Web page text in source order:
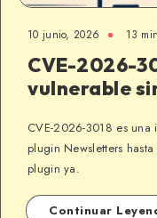
10 junio, 2026 13
CVE-2026-
vulnerable
CVE-2026-3018 es una
plugin Newsletters
plugin ya.
Continuar